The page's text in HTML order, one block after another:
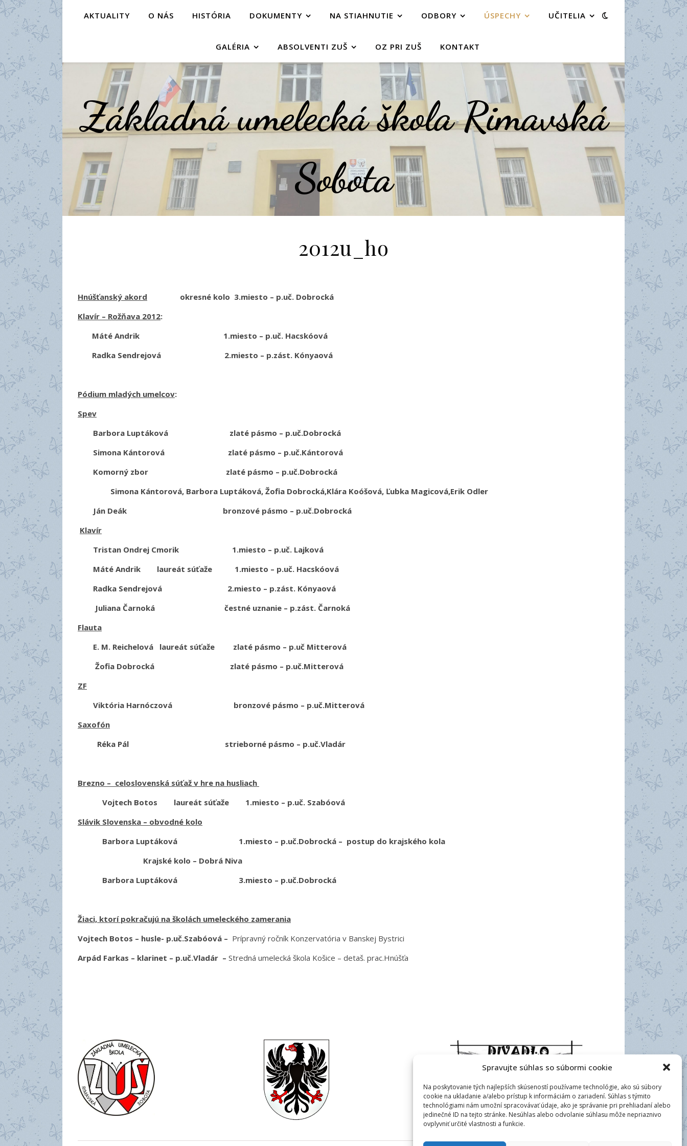
Spravujte súhlas so súbormi cookie
Na poskytovanie tých najlepších skúseností používame technológie, ako sú súbory
cookie na ukladanie a/alebo prístup k informáciám o zariadení. Súhlas s týmito
technológiami nám umožní spracovávať údaje, ako je správanie pri prehliadaní alebo
jedinečné ID na tejto stránke. Nesúhlas alebo odvolanie súhlasu môže nepriaznivo
ovplyvniť určité vlastnosti a funkcie.
AKTUALITY O NÁS HISTÓRIA DOKUMENTY NA STIAHNUTIE ODBORY ÚSPECHY UČITELIA
GALÉRIA ABSOLVENTI ZUŠ OZ PRI ZUŠ KONTAKT
Základná umelecká škola Rimavská
Sobota
2012u_ho
Hnúšťanský akord okresné kolo 3.miesto – p.uč. Dobrocká
Klavír – Rožňava 2012:
Máté Andrik 1.miesto – p.uč. Hacskóová
Radka Sendrejová 2.miesto – p.zást. Kónyaová
Pódium mladých umelcov:
Spev
Barbora Luptáková zlaté pásmo – p.uč.Dobrocká
Simona Kántorová zlaté pásmo – p.uč.Kántorová
Komorný zbor zlaté pásmo – p.uč.Dobrocká
Simona Kántorová, Barbora Luptáková, Žofia Dobrocká,Klára Koóšová, Ľubka Magicová,Erik Odler
Ján Deák bronzové pásmo – p.uč.Dobrocká
Klavír
Tristan Ondrej Cmorik 1.miesto – p.uč. Lajková
Máté Andrik laureát súťaže 1.miesto – p.uč. Hacskóová
Radka Sendrejová 2.miesto – p.zást. Kónyaová
Juliana Čarnoká čestné uznanie – p.zást. Čarnoká
Flauta
E. M. Reichelová laureát súťaže zlaté pásmo – p.uč Mitterová
Žofia Dobrocká zlaté pásmo – p.uč.Mitterová
ZF
Viktória Harnóczová bronzové pásmo – p.uč.Mitterová
Saxofón
Réka Pál strieborné pásmo – p.uč.Vladár
Brezno – celoslovenská súťaž v hre na husliach
Vojtech Botos laureát súťaže 1.miesto – p.uč. Szabóová
Slávik Slovenska – obvodné kolo
Barbora Luptáková 1.miesto – p.uč.Dobrocká – postup do krajského kola
Krajské kolo – Dobrá Niva
Barbora Luptáková 3.miesto – p.uč.Dobrocká
Žiaci, ktorí pokračujú na školách umeleckého zamerania
Vojtech Botos – husle- p.uč.Szabóová – Prípravný ročník Konzervatória v Banskej Bystrici
Arpád Farkas – klarinet – p.uč.Vladár – Stredná umelecká škola Košice – detaš. prac.Hnúšťa